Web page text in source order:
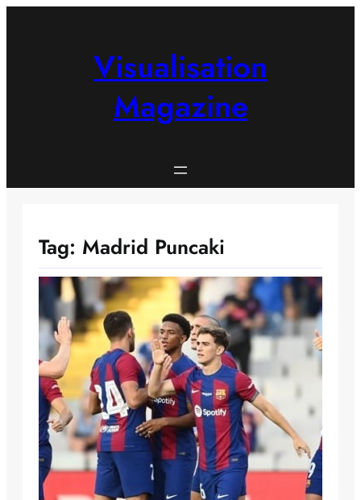
Visualisation
Magazine
Tag: Madrid Puncaki